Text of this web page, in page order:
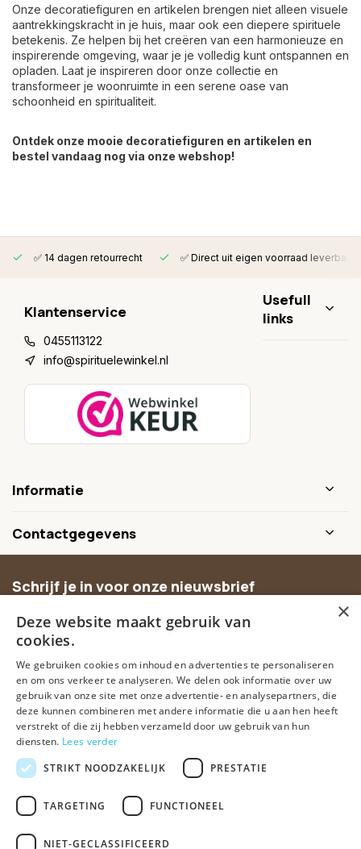
Onze decoratiefiguren en artikelen brengen niet alleen visuele
aantrekkingskracht in je huis, maar ook een diepere spirituele
betekenis. Ze helpen bij het creëren van een harmonieuze en
inspirerende omgeving, waar je je volledig kunt ontspannen en
opladen. Laat je inspireren door onze collectie en
transformeer je woonruimte in een serene oase van
schoonheid en spiritualiteit.
Ontdek onze mooie decoratiefiguren en artikelen en
bestel vandaag nog via onze webshop!
✅ 14 dagen retourrecht ✅ Direct uit eigen voorraad leverbaar
Klantenservice
0455113122
info@spirituelewinkel.nl
Usefull
links
Informatie
Contactgegevens
Schrijf je in voor onze nieuwsbrief
aanbiedingen.
Abonneer
© Spirituele winkel • Sinds 2006 • Dé vertrouwde spirituele webshop
×
Deze website maakt gebruik van
cookies.
We gebruiken cookies om inhoud en advertenties te personaliseren
en om ons verkeer te analyseren. We delen ook informatie over uw
gebruik van onze site met onze advertentie- en analysepartners, die
deze kunnen combineren met andere informatie die u aan hen heeft
verstrekt of die zij hebben verzameld door uw gebruik van hun
diensten. Lees verder
STRIKT NOODZAKELIJK
PRESTATIE
TARGETING FUNCTIONEEL
NIET-GECLASSIFICEERD